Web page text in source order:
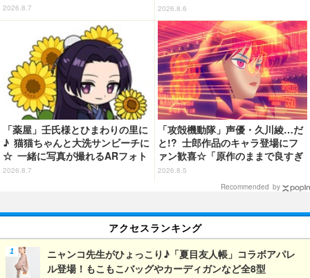
る物語の“裂け目”【藤津亮太のア
ニメの門V 133回】
2026.8.7
ど全8型
2026.8.6
「薬屋」壬氏様とひまわりの里に
♪ 猫猫ちゃんと大洗サンビーチに
☆ 一緒に写真が撮れるARフォト
スポット企画「猫猫・壬氏と夏巡
2026.8.7
「攻殻機動隊」声優・久川綾…だ
と!? 士郎作品のキャラ登場にフ
ァン歓喜☆「原作のままで良すぎ
るな」「脳の処理が追いつかない
よお」…第5話【ネタバレあり反
2026.8.5
Recommended by
アクセスランキング
ニャンコ先生がひょっこり♪「夏目友人帳」コラボアパレ
ル登場！もこもこバッグやカーディガンなど全8型